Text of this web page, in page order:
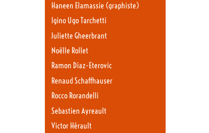
Haneen Elamassie (graphiste)
Igino Ugo Tarchetti
Juliette Gheerbrant
Noëlle Rollet
Ramon Diaz-Eterovic
Renaud Schaffhauser
Rocco Rorandelli
Sebastien Ayreault
Victor Hérault